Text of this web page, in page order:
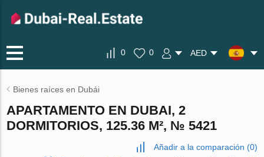
0 0 AED
Bienes raíces en Dubái
APARTAMENTO EN DUBAI, 2
DORMITORIOS, 125.36 M², № 5421
Añadir a la comparación (0)